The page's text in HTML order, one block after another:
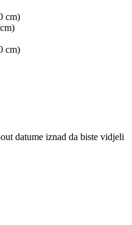
cm)
cm)
datume iznad da biste vidjeli